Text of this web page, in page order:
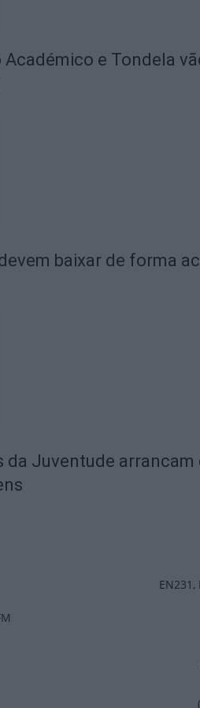
e Tondela
baixar de forma
da Juventude arrancam